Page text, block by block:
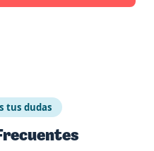
tus dudas